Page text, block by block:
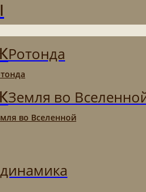
Ротонда
Земля во
во Вселенной